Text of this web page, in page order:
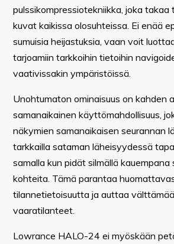
pulssikompressiotekniikka, joka
kuvat kaikissa olosuhteissa. Ei enää
sumuisia heijastuksia, vaan voit
tarjoamiin tarkkoihin tietoihin
vaativissakin ympäristöissä.
Unohtumaton ominaisuus on kahden
samanaikainen käyttömahdollisuus,
näkymien samanaikaisen seurannan
tarkkailla sataman läheisyydessä
samalla kun pidät silmällä kauempana
kohteita. Tämä parantaa
tilannetietoisuutta ja auttaa
vaaratilanteet.
Lowrance HALO-24 ei myöskään